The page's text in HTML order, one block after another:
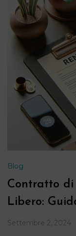
Blog
Contratto di
Libero:
Settembre 2, 2024